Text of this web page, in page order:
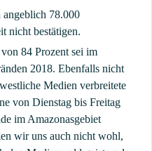
78.000
nicht bestätigen.
84 Prozent sei im
2018. Ebenfalls nicht
Medien verbreitete
von Dienstag bis Freitag
im Amazonasgebiet
wir uns auch nicht wohl,